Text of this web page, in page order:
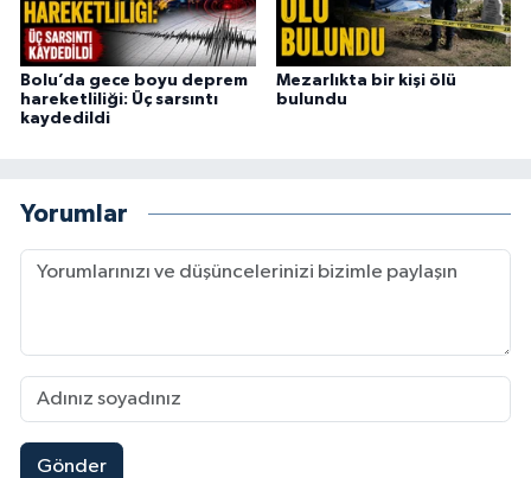
Bolu’da gece boyu deprem
hareketliliği: Üç sarsıntı
kaydedildi
Mezarlıkta bir kişi ölü
bulundu
Yorumlar
Gönder